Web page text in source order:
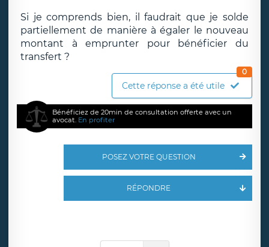
Si je comprends bien, il faudrait que je solde
partiellement de manière à égaler le nouveau
montant à emprunter pour bénéficier du
transfert ?
Cette réponse a été utile
0
Bénéficiez de 20min de consultation offerte avec un
avocat. En profiter
POSEZ VOTRE QUESTION
RÉPONDRE